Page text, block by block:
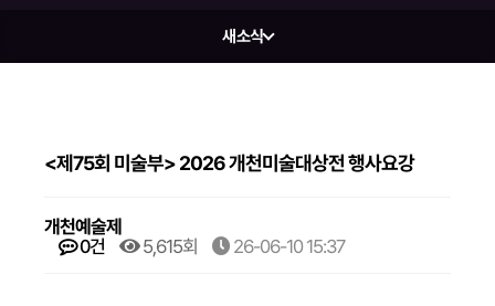
새소식
<제75회 미술부> 2026 개천미술대상전 행사요강
개천예술제
0건
5,615회 26-06-10 15:37